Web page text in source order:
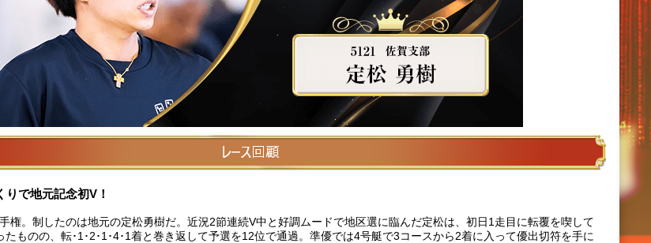
で地元記念初V！
権。制したのは地元の定松勇樹だ。近況2節連続V中と好調ムードで地区選に臨んだ定松は、初日1走目に転覆を喫して
たものの、転･1･2･1･4･1着と巻き返して予選を12位で通過。準優では4号艇で3コースから2着に入って優出切符を手に